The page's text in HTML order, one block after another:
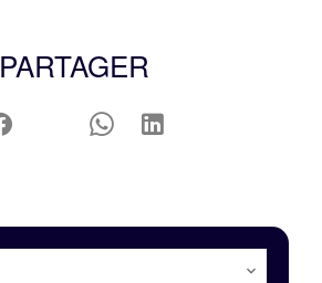
PARTAGER